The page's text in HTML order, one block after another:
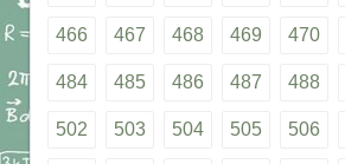
466 467 468 469 470
484 485 486 487 488
502 503 504 505 506